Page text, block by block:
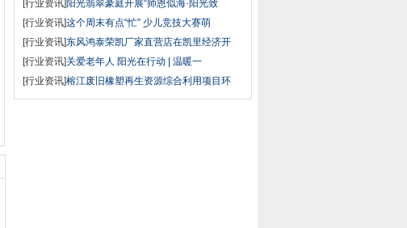
[行业资讯]阳光翡翠豪庭开展“师恩似海·阳光致
[行业资讯]这个周末有点“忙” 少儿竞技大赛萌
[行业资讯]东风鸿泰荣凯厂家直营店在凯里经济开
[行业资讯]关爱老年人 阳光在行动 | 温暖一
[行业资讯]榕江废旧橡塑再生资源综合利用项目环